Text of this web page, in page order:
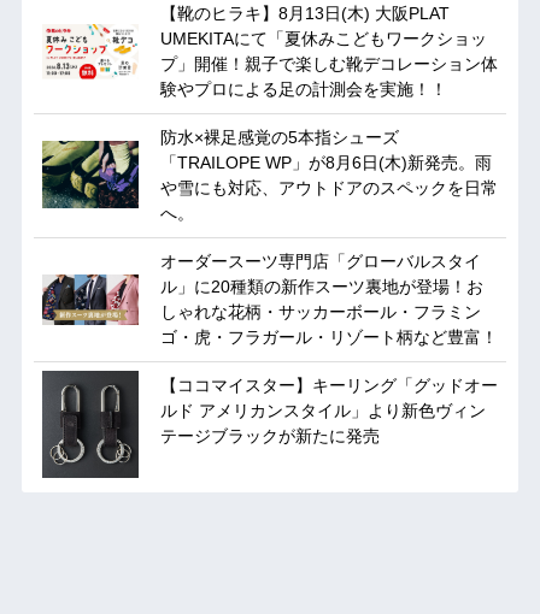
【靴のヒラキ】8月13日(木) 大阪PLAT
UMEKITAにて「夏休みこどもワークショッ
プ」開催！親子で楽しむ靴デコレーション体
験やプロによる足の計測会を実施！！
防水×裸足感覚の5本指シューズ
「TRAILOPE WP」が8月6日(木)新発売。雨
や雪にも対応、アウトドアのスペックを日常
へ。
オーダースーツ専門店「グローバルスタイ
ル」に20種類の新作スーツ裏地が登場！お
しゃれな花柄・サッカーボール・フラミン
ゴ・虎・フラガール・リゾート柄など豊富！
【ココマイスター】キーリング「グッドオー
ルド アメリカンスタイル」より新色ヴィン
テージブラックが新たに発売